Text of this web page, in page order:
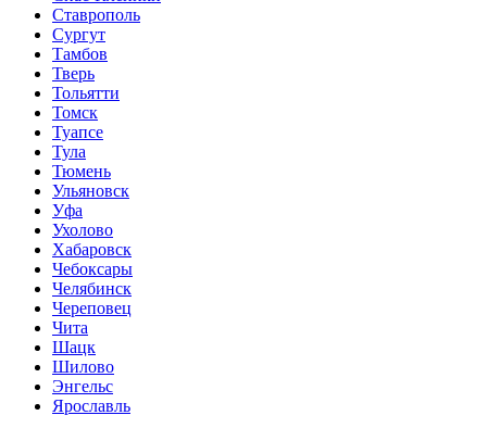
Ставрополь
Сургут
Тамбов
Тверь
Тольятти
Томск
Туапсе
Тула
Тюмень
Ульяновск
Уфа
Ухолово
Хабаровск
Чебоксары
Челябинск
Череповец
Чита
Шацк
Шилово
Энгельс
Ярославль